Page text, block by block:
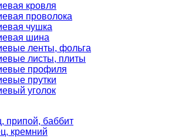
кровля
проволока
чушка
шина
ленты, фольга
листы, плиты
профиля
прутки
уголок
припой, баббит
кремний